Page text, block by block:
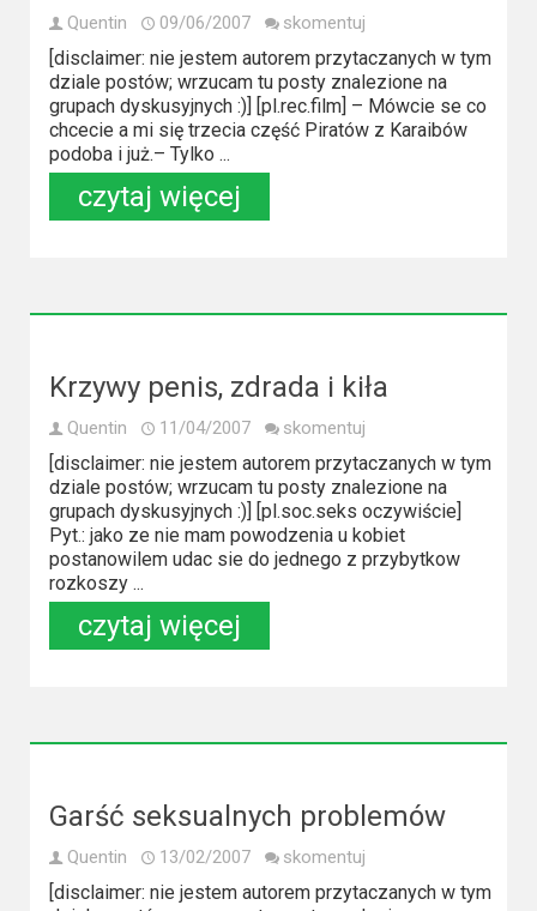
Quentin 09/06/2007 skomentuj
[disclaimer: nie jestem autorem przytaczanych w tym
dziale postów; wrzucam tu posty znalezione na
grupach dyskusyjnych :)] [pl.rec.film] – Mówcie se co
chcecie a mi się trzecia część Piratów z Karaibów
podoba i już.– Tylko ...
czytaj więcej
Krzywy penis, zdrada i kiła
Quentin 11/04/2007 skomentuj
[disclaimer: nie jestem autorem przytaczanych w tym
dziale postów; wrzucam tu posty znalezione na
grupach dyskusyjnych :)] [pl.soc.seks oczywiście]
Pyt.: jako ze nie mam powodzenia u kobiet
postanowilem udac sie do jednego z przybytkow
rozkoszy ...
czytaj więcej
Garść seksualnych problemów
Quentin 13/02/2007 skomentuj
[disclaimer: nie jestem autorem przytaczanych w tym